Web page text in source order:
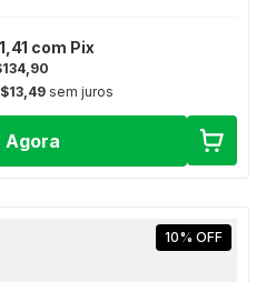
com Pix
sem juros
Agora
10% OFF